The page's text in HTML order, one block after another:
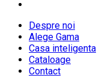
Despre noi
Alege Gama
Casa inteligenta
Cataloage
Contact